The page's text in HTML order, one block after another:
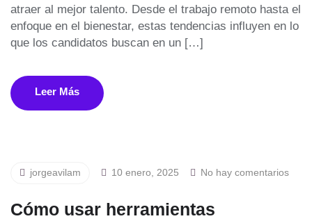
atraer al mejor talento. Desde el trabajo remoto hasta el
enfoque en el bienestar, estas tendencias influyen en lo
que los candidatos buscan en un […]
Leer Más
jorgeavilam 10 enero, 2025 No hay comentarios
Cómo usar herramientas